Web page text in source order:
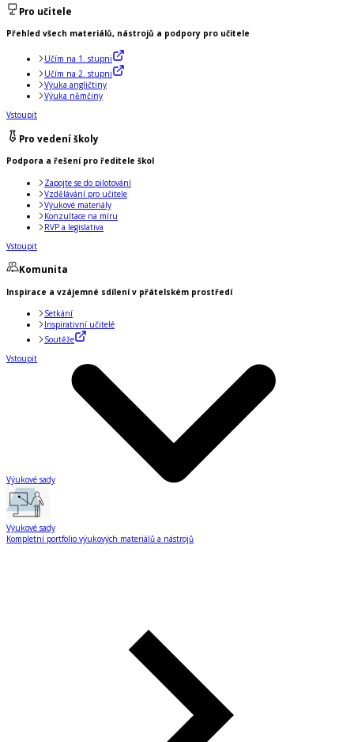
Pro učitele
Přehled všech materiálů, nástrojů a podpory pro učitele
Učím na 1. stupni
Učím na 2. stupni
Výuka angličtiny
Výuka němčiny
Vstoupit
Pro vedení školy
Podpora a řešení pro ředitele škol
Zapojte se do pilotování
Vzdělávání pro učitele
Výukové materiály
Konzultace na míru
RVP a legislativa
Vstoupit
Komunita
Inspirace a vzájemné sdílení v přátelském prostředí
Setkání
Inspirativní učitelé
Soutěže
Vstoupit
Výukové sady
Výukové sady
Kompletní portfolio výukových materiálů a nástrojů